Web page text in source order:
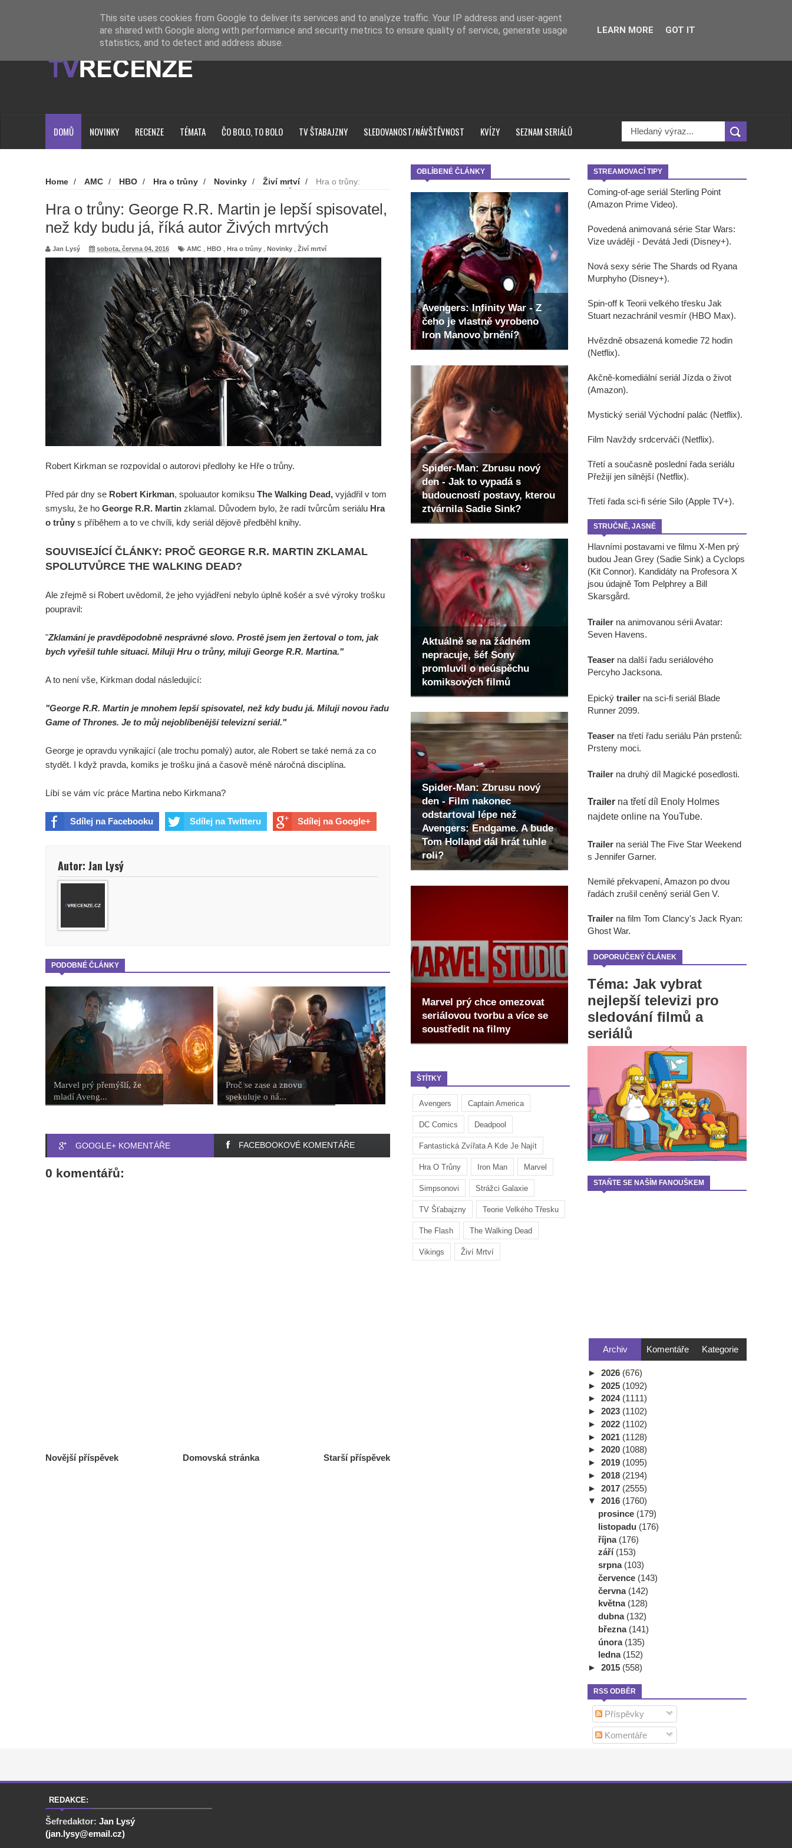
Loading...
DOMŮ NOVINKY RECENZE TÉMATA ČO BOLO, TO BOLO TV ŠTABAJZNY SLEDOVANOST/NÁVŠTĚVNOST KVÍZY SEZNAM SERIÁLŮ
OBLÍBENÉ ČLÁNKY
Avengers: Infinity War - Z
čeho je vlastně vyrobeno
Iron Manovo brnění?
Spider-Man: Zbrusu nový
den - Jak to vypadá s
budoucností postavy, kterou
ztvárnila Sadie Sink?
Aktuálně se na žádném
nepracuje, šéf Sony
promluvil o neúspěchu
komiksových filmů
Spider-Man: Zbrusu nový
den - Film nakonec
odstartoval lépe než
Avengers: Endgame. A bude
Tom Holland dál hrát tuhle
roli?
Marvel prý chce omezovat
seriálovou tvorbu a více se
soustředit na filmy
ŠTÍTKY
Avengers Captain America
DC Comics Deadpool
Fantastická Zvířata A Kde Je Najít
Hra O Trůny Iron Man Marvel
Simpsonovi Strážci Galaxie
TV Šťabajzny Teorie Velkého Třesku
The Flash The Walking Dead
Vikings Živí Mrtví
Home / AMC / HBO / Hra o trůny / Novinky / Živí mrtví /
Hra o trůny:
Hra o trůny: George R.R. Martin je lepší spisovatel,
než kdy budu já, říká autor Živých mrtvých
Jan Lysý sobota, června 04, 2016 AMC HBO Hra o trůny Novinky Živí mrtví
Robert Kirkman se rozpovídal o autorovi předlohy ke Hře o trůny.
Před pár dny se Robert Kirkman, spoluautor komiksu The Walking Dead, vyjádřil v tom
smyslu, že ho George R.R. Martin zklamal. Důvodem bylo, že radí tvůrcům seriálu Hra
o trůny s příběhem a to ve chvíli, kdy seriál dějově předběhl knihy.
SOUVISEJÍCÍ ČLÁNKY: PROČ GEORGE R.R. MARTIN ZKLAMAL
SPOLUTVŮRCE THE WALKING DEAD?
Ale zřejmě si Robert uvědomil, že jeho vyjádření nebylo úplně košér a své výroky trošku
poupravil:
"Zklamání je pravděpodobně nesprávné slovo. Prostě jsem jen žertoval o tom, jak
bych vyřešil tuhle situaci. Miluji Hru o trůny, miluji George R.R. Martina."
A to není vše, Kirkman dodal následující:
"George R.R. Martin je mnohem lepší spisovatel, než kdy budu já. Miluji novou řadu
Game of Thrones. Je to můj nejoblíbenější televizní seriál."
George je opravdu vynikající (ale trochu pomalý) autor, ale Robert se také nemá za co
stydět. I když pravda, komiks je trošku jiná a časově méně náročná disciplína.
Líbí se vám víc práce Martina nebo Kirkmana?
Sdílej na Facebooku Sdílej na Twitteru Sdílej na Google+
Autor: Jan Lysý
PODOBNÉ ČLÁNKY
Marvel prý přemýšlí, že
mladí Aveng...
Proč se zase a znovu
spekuluje o ná...
GOOGLE+ KOMENTÁŘE FACEBOOKOVÉ KOMENTÁŘE
0 komentářů:
Novější příspěvek Starší příspěvek
Domovská stránka
STREAMOVACÍ TIPY
Coming-of-age seriál Sterling Point
(Amazon Prime Video).
Povedená animovaná série Star Wars:
Vize uvádějí - Devátá Jedi (Disney+).
Nová sexy série The Shards od Ryana
Murphyho (Disney+).
Spin-off k Teorii velkého třesku Jak
Stuart nezachránil vesmír (HBO Max).
Hvězdně obsazená komedie 72 hodin
(Netflix).
Akčně-komediální seriál Jízda o život
(Amazon).
Mystický seriál Východní palác (Netflix).
Film Navždy srdcerváči (Netflix).
Třetí a současně poslední řada seriálu
Přežijí jen silnější (Netflix).
Třetí řada sci-fi série Silo (Apple TV+).
STRUČNĚ, JASNĚ
Hlavními postavami ve filmu X-Men prý
budou Jean Grey (Sadie Sink) a Cyclops
(Kit Connor). Kandidáty na Profesora X
jsou údajně Tom Pelphrey a Bill
Skarsgård.
Trailer na animovanou sérii Avatar:
Seven Havens.
Teaser na další řadu seriálového
Percyho Jacksona.
Epický trailer na sci-fi seriál Blade
Runner 2099.
Teaser na třetí řadu seriálu Pán prstenů:
Prsteny moci.
Trailer na druhý díl Magické posedlosti.
Trailer na třetí díl Enoly Holmes
najdete online na YouTube.
Trailer na seriál The Five Star Weekend
s Jennifer Garner.
Nemilé překvapení, Amazon po dvou
řadách zrušil ceněný seriál Gen V.
Trailer na film Tom Clancy's Jack Ryan:
Ghost War.
DOPORUČENÝ ČLÁNEK
Téma: Jak vybrat
nejlepší televizi pro
sledování filmů a
seriálů
STAŇTE SE NAŠÍM FANOUŠKEM
Archiv Komentáře Kategorie
► 2026 (676)
► 2025 (1092)
► 2024 (1111)
► 2023 (1102)
► 2022 (1102)
► 2021 (1128)
► 2020 (1088)
► 2019 (1095)
► 2018 (2194)
► 2017 (2555)
▼ 2016 (1760)
prosince (179)
listopadu (176)
října (176)
září (153)
srpna (103)
července (143)
června (142)
května (128)
dubna (132)
března (141)
února (135)
ledna (152)
► 2015 (558)
RSS ODBĚR
Příspěvky
Komentáře
REDAKCE:
Šefredaktor: Jan Lysý
(jan.lysy@email.cz)
This site uses cookies from Google to deliver its services and to analyze traffic. Your IP address and user-agent
are shared with Google along with performance and security metrics to ensure quality of service, generate usage
statistics, and to detect and address abuse.
LEARN MORE GOT IT